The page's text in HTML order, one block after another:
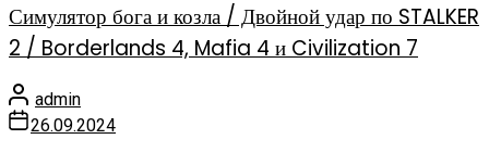
Симулятор бога и козла / Двойной удар по STALKER
2 / Borderlands 4, Mafia 4 и Civilization 7
admin
26.09.2024